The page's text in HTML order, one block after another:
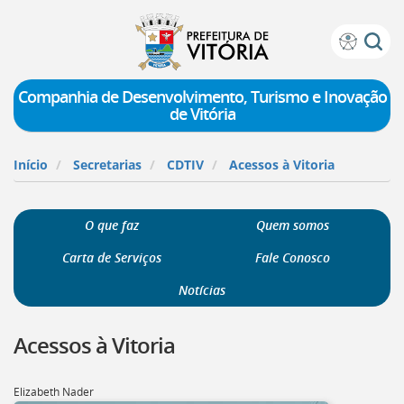
Prefeitura
Vitória
teclado:
a
página
instruções
acessibilidade
para
página
Portal
Companhia de Desenvolvimento, Turismo e Inovação
de Vitória
Início Secretarias CDTIV Acessos à Vitoria
O que faz
Quem somos
Carta de Serviços
Fale Conosco
Notícias
Acessos à Vitoria
Elizabeth Nader